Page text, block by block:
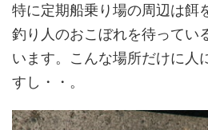
特に定期船乗り場の周辺は餌
釣り人のおこぼれを待ってい
います。こんな場所だけに人
すし・・。